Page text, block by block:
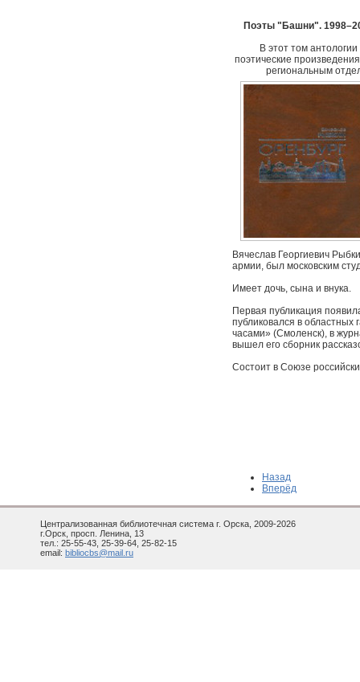
Поэты "Башни".
В этот том
поэтические
региональным
Вячеслав Георгиевич
армии, был московским
Имеет дочь, сына и внука.
Первая публикация
публиковался в
часами» (Смоленск), в
вышел его сборник
Состоит в Союзе
Назад
Вперёд
Централизованная библиотечная система г. Орска, 2009-2026
г.Орск, просп. Ленина, 13
тел.: 25-55-43, 25-39-64, 25-82-15
email: bibliocbs@mail.ru